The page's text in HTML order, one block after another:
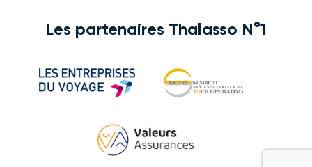
Les partenaires Thalasso N°1